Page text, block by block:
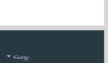
پوسته